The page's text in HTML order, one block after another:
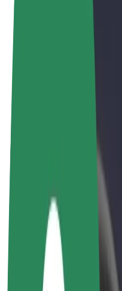
„Bolt Drive“
„Bolt for Business“
El. dviračiai
„Bolt Plus“
Užsidirbkite su „Bolt“